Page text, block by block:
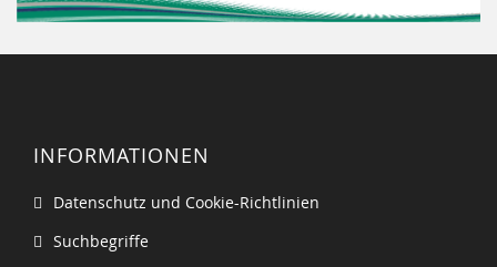
INFORMATIONEN
Datenschutz und Cookie-Richtlinien
Suchbegriffe